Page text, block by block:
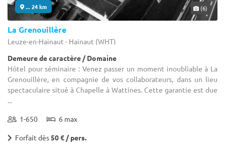
... 24 km (6)
La Grenouillère
Leuze-en-Hainaut - Hainaut (WHT)
Demeure de caractère / Domaine
Hôtel pour séminaire : Venez passer un moment inoubliable à La
Grenouillère, en compagnie de vos collaborateurs, dans un lieu
spectaculaire situé à Chapelle à Wattines. Cette garantie est due
...
1-650 6 max
Forfait dès50 € / pers.